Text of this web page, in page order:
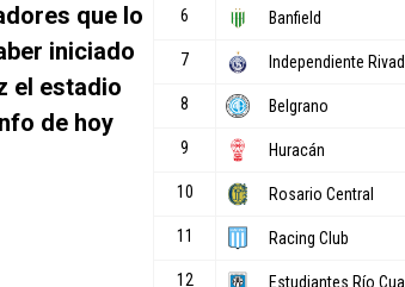
que lo
iniciado
el estadio
de hoy